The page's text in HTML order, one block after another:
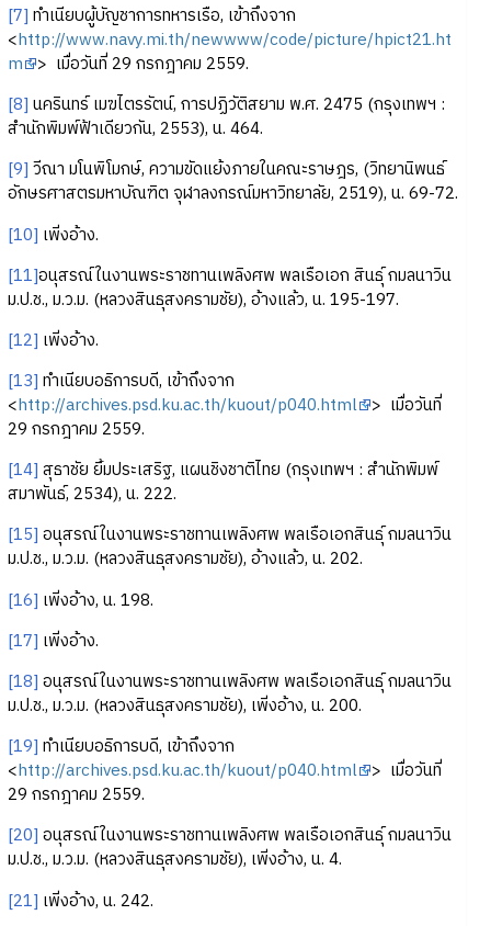
[7] ทำเนียบผู้บัญชาการทหารเรือ, เข้าถึงจาก
<http://www.navy.mi.th/newwww/code/picture/hpict21.ht
m > เมื่อวันที่ 29 กรกฎาคม 2559.
[8] นครินทร์ เมฆไตรรัตน์, การปฏิวัติสยาม พ.ศ. 2475 (กรุงเทพฯ :
สำนักพิมพ์ฟ้าเดียวกัน, 2553), น. 464.
[9] วีณา มโนพิโมกษ์, ความขัดแย้งภายในคณะราษฎร, (วิทยานิพนธ์
อักษรศาสตรมหาบัณฑิต จุฬาลงกรณ์มหาวิทยาลัย, 2519), น. 69-72.
[10] เพิ่งอ้าง.
[11]อนุสรณ์ในงานพระราชทานเพลิงศพ พลเรือเอก สินธุ์ กมลนาวิน
ม.ป.ช., ม.ว.ม. (หลวงสินธุสงครามชัย), อ้างแล้ว, น. 195-197.
[12] เพิ่งอ้าง.
[13] ทำเนียบอธิการบดี, เข้าถึงจาก
<http://archives.psd.ku.ac.th/kuout/p040.html > เมื่อวันที่
29 กรกฎาคม 2559.
[14] สุธาชัย ยิ้มประเสริฐ, แผนชิงชาติไทย (กรุงเทพฯ : สำนักพิมพ์
สมาพันธ์, 2534), น. 222.
[15] อนุสรณ์ในงานพระราชทานเพลิงศพ พลเรือเอกสินธุ์ กมลนาวิน
ม.ป.ช., ม.ว.ม. (หลวงสินธุสงครามชัย), อ้างแล้ว, น. 202.
[16] เพิ่งอ้าง, น. 198.
[17] เพิ่งอ้าง.
[18] อนุสรณ์ในงานพระราชทานเพลิงศพ พลเรือเอกสินธุ์ กมลนาวิน
ม.ป.ช., ม.ว.ม. (หลวงสินธุสงครามชัย), เพิ่งอ้าง, น. 200.
[19] ทำเนียบอธิการบดี, เข้าถึงจาก
<http://archives.psd.ku.ac.th/kuout/p040.html > เมื่อวันที่
29 กรกฎาคม 2559.
[20] อนุสรณ์ในงานพระราชทานเพลิงศพ พลเรือเอกสินธุ์ กมลนาวิน
ม.ป.ช., ม.ว.ม. (หลวงสินธุสงครามชัย), เพิ่งอ้าง, น. 4.
[21] เพิ่งอ้าง, น. 242.